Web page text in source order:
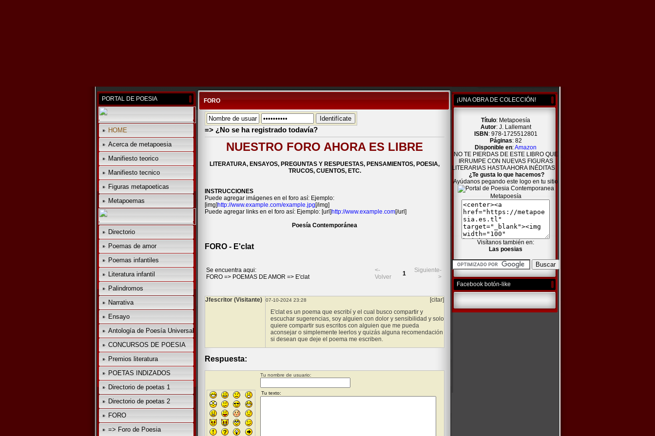
PORTAL DE POESIA
HOME
Acerca de metapoesia
Manifiesto teorico
Manifiesto tecnico
Figuras metapoeticas
Metapoemas
Directorio
Poemas de amor
Poemas infantiles
Literatura infantil
Palindromos
Narrativa
Ensayo
Antología de Poesía Universal
CONCURSOS DE POESIA
Premios literatura
POETAS INDIZADOS
Directorio de poetas 1
Directorio de poetas 2
FORO
=> Foro de Poesia
FORO
=> ¿No se ha registrado todavía?
NUESTRO FORO AHORA ES LIBRE
LITERATURA, ENSAYOS, PREGUNTAS Y RESPUESTAS, PENSAMIENTOS, POESIA,
TRUCOS, CUENTOS, ETC.
INSTRUCCIONES
Puede agregar imágenes en el foro así: Ejemplo:
[img] http://www.example.com/example.jpg [/img]
Puede agregar links en el foro así: Ejemplo: [url] http://www.example.com[/url]
Poesía Contemporánea
FORO - E'clat
Se encuentra aqui:
FORO => POEMAS DE AMOR => E'clat
<-
Volver
1
Siguiente-
>
Jfescritor (Visitante) 07-10-2024 23:28
[citar]
E'clat es un poema que escribí y el cual busco compartir y
escuchar sugerencias, soy alguien con dolor y sensibilidad y solo
quiere compartir sus escritos con alguien que me pueda
aconsejar o simplemente leerlos y quizás alguna recomendación
si desean que deje el poema me escriben.
Respuesta:
Tu nombre de usuario:
¡UNA OBRA DE COLECCIÓN!
Título: Metapoesía
Autor: J. Lallemant
ISBN : 978-1725512801
Páginas: 82
Disponible en:Amazon
NO TE PIERDAS DE ESTE LIBRO QUE
IRRUMPE CON NUEVAS FIGURAS
LITERARIAS HASTA AHORA INÉDITAS
¿Te gusta lo que hacemos?
Ayúdanos pegando este logo en tu sitio
Metapoesía
Visítanos también en:
Las poesias
Facebook botón-like